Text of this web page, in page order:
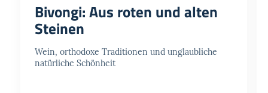
Bivongi: Aus roten und alten
Steinen
Wein, orthodoxe Traditionen und unglaubliche
natürliche Schönheit